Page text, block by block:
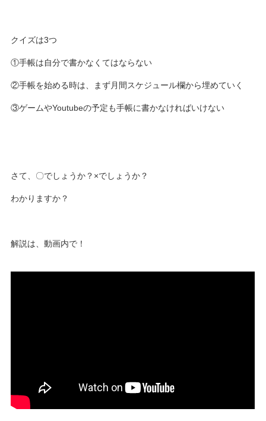
クイズは3つ
①手帳は自分で書かなくてはならない
②手帳を始める時は、まず月間スケジュール欄から埋めていく
③ゲームやYoutubeの予定も手帳に書かなければいけない
さて、〇でしょうか？×でしょうか？
わかりますか？
解説は、動画内で！